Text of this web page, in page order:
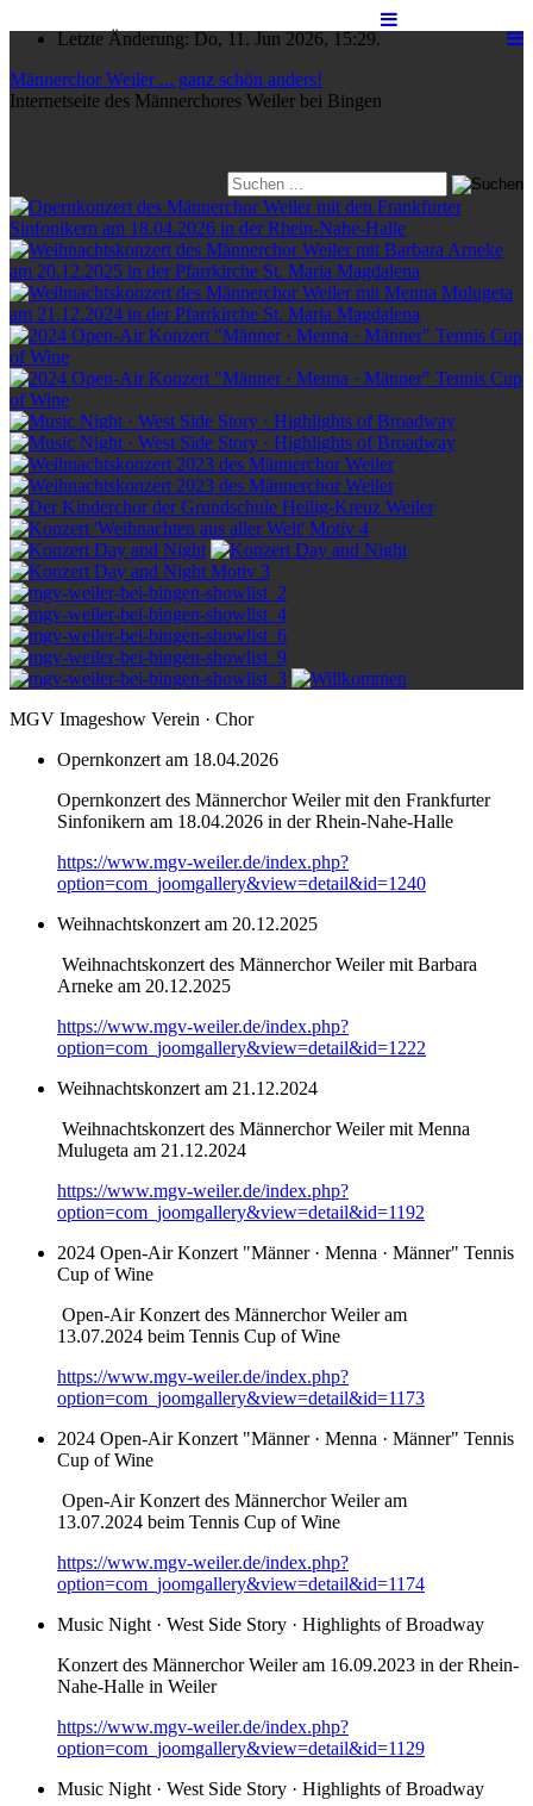
Letzte Änderung: Do, 11. Jun 2026, 15:29.
Männerchor Weiler ... ganz schön anders!
Internetseite des Männerchores Weiler bei Bingen
MGV Imageshow Verein · Chor
Opernkonzert am 18.04.2026
Opernkonzert des Männerchor Weiler mit den Frankfurter
Sinfonikern am 18.04.2026 in der Rhein-Nahe-Halle
https://www.mgv-weiler.de/index.php?
option=com_joomgallery&view=detail&id=1240
Weihnachtskonzert am 20.12.2025
Weihnachtskonzert des Männerchor Weiler mit Barbara
Arneke am 20.12.2025
https://www.mgv-weiler.de/index.php?
option=com_joomgallery&view=detail&id=1222
Weihnachtskonzert am 21.12.2024
Weihnachtskonzert des Männerchor Weiler mit Menna
Mulugeta am 21.12.2024
https://www.mgv-weiler.de/index.php?
option=com_joomgallery&view=detail&id=1192
2024 Open-Air Konzert "Männer · Menna · Männer" Tennis
Cup of Wine
Open-Air Konzert des Männerchor Weiler am
13.07.2024 beim Tennis Cup of Wine
https://www.mgv-weiler.de/index.php?
option=com_joomgallery&view=detail&id=1173
2024 Open-Air Konzert "Männer · Menna · Männer" Tennis
Cup of Wine
Open-Air Konzert des Männerchor Weiler am
13.07.2024 beim Tennis Cup of Wine
https://www.mgv-weiler.de/index.php?
option=com_joomgallery&view=detail&id=1174
Music Night · West Side Story · Highlights of Broadway
Konzert des Männerchor Weiler am 16.09.2023 in der Rhein-
Nahe-Halle in Weiler
https://www.mgv-weiler.de/index.php?
option=com_joomgallery&view=detail&id=1129
Music Night · West Side Story · Highlights of Broadway